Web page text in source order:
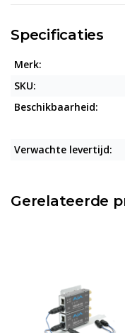
Specificaties
Merk:
SKU:
Beschikbaarheid:
Verwachte levertijd:
Gerelateerde